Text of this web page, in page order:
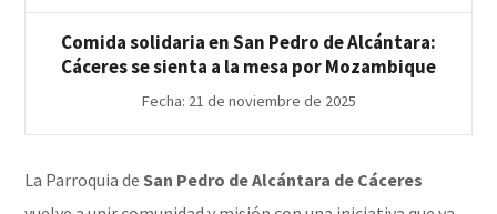
Comida solidaria en San Pedro de Alcántara:
Cáceres se sienta a la mesa por Mozambique
Fecha: 21 de noviembre de 2025
La Parroquia deSan Pedro de Alcántara de Cáceres